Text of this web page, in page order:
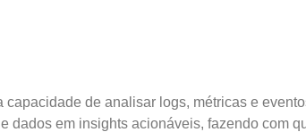
de analisar logs, métricas e
dados em insights acionáveis, fazendo com